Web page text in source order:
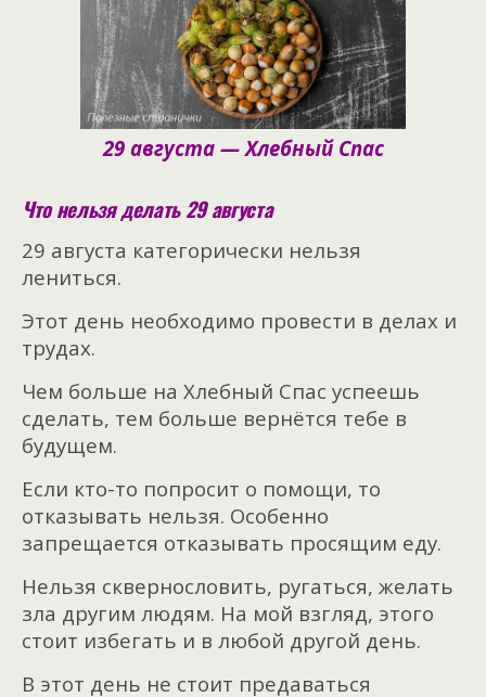
29 августа — Хлебный Спас
Что нельзя делать 29 августа
29 августа категорически нельзя
лениться.
Этот день необходимо провести в делах и
трудах.
Чем больше на Хлебный Спас успеешь
сделать, тем больше вернётся тебе в
будущем.
Если кто-то попросит о помощи, то
отказывать нельзя. Особенно
запрещается отказывать просящим еду.
Нельзя сквернословить, ругаться, желать
зла другим людям. На мой взгляд, этого
стоит избегать и в любой другой день.
В этот день не стоит предаваться